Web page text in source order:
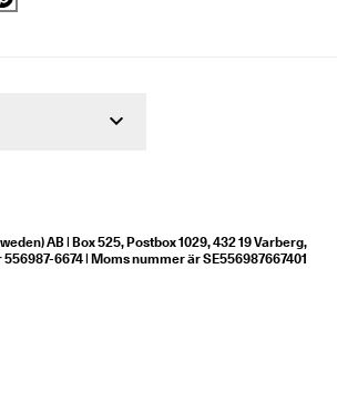
AB | Box 525, Postbox 1029, 432 19 Varberg,
6674 | Moms nummer är SE556987667401